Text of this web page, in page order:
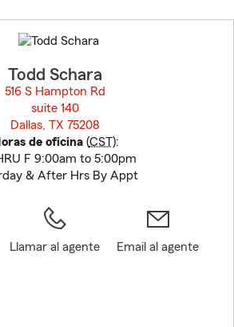
to
before
Todd Schara
516 S Hampton Rd
suite 140
Dallas, TX 75208
de oficina(CST):
F 9:00am to 5:00pm
& After Hrs By Appt
Llamar al agente Email al agente